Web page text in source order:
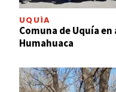
UQUÍA
Comuna de Uquía
Humahuaca